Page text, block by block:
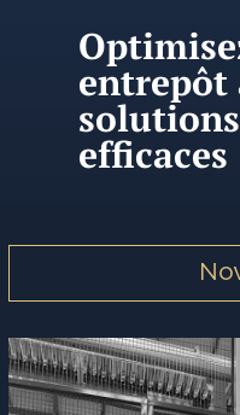
entrepôt
efficaces